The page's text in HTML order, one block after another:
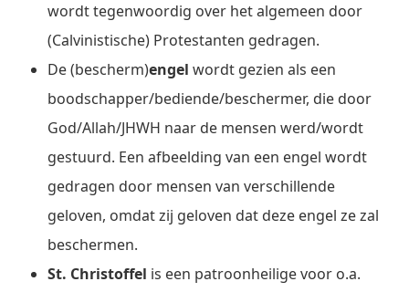
wordt tegenwoordig over het algemeen door
(Calvinistische) Protestanten gedragen.
De (bescherm)engel wordt gezien als een
boodschapper/bediende/beschermer, die door
God/Allah/JHWH naar de mensen werd/wordt
gestuurd. Een afbeelding van een engel wordt
gedragen door mensen van verschillende
geloven, omdat zij geloven dat deze engel ze zal
beschermen.
St. Christoffel is een patroonheilige voor o.a.